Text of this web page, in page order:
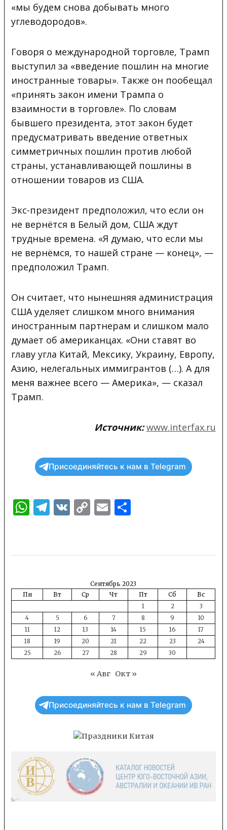
«мы будем снова добывать много
углеводородов».
Говоря о международной торговле, Трамп
выступил за «введение пошлин на многие
иностранные товары». Также он пообещал
«принять закон имени Трампа о
взаимности в торговле». По словам
бывшего президента, этот закон будет
предусматривать введение ответных
симметричных пошлин против любой
страны, устанавливающей пошлины в
отношении товаров из США.
Экс-президент предположил, что если он
не вернётся в Белый дом, США ждут
трудные времена. «Я думаю, что если мы
не вернёмся, то нашей стране — конец», —
предположил Трамп.
Он считает, что нынешняя администрация
США уделяет слишком много внимания
иностранным партнерам и слишком мало
думает об американцах. «Они ставят во
главу угла Китай, Мексику, Украину, Европу,
Азию, нелегальных иммигрантов (…). А для
меня важнее всего — Америка», — сказал
Трамп.
Источник: www.interfax.ru
Присоединяйтесь к нам в Telegram
WhatsApp
Telegram
VKCopyEmail
Сентябрь 2023
Пн
Вт Ср Чт Пт Сб
Вс
1
2
3
4
5 6 7 8 9
10
11
12 13 14 15 16
17
18
19 20 21 22 23
24
25
26 27 28 29 30
« Авг Окт »
Присоединяйтесь к нам в Telegram